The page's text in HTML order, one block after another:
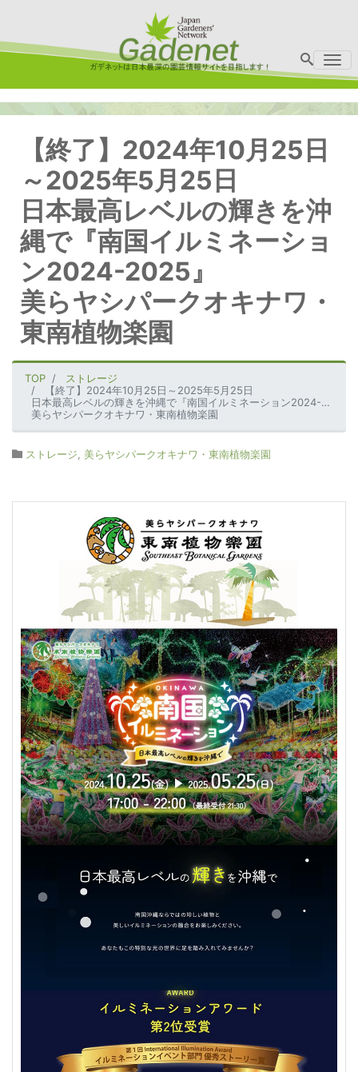
【終了】2024年10月25日
～2025年5月25日
日本最高レベルの輝きを沖
縄で『南国イルミネーショ
ン2024-2025』
美らヤシパークオキナワ・
東南植物楽園
TOP
ストレージ
【終了】2024年10月25日～2025年5月25日
日本最高レベルの輝きを沖縄で『南国イルミネーション2024-2025』
美らヤシパークオキナワ・東南植物楽園
ストレージ 美らヤシパークオキナワ・東南植物楽園